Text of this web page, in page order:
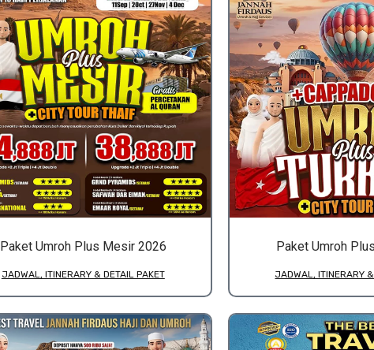
Paket Umroh Plus Mesir 2026
JADWAL, ITINERARY & DETAIL PAKET
Paket Umroh
JADWAL, ITINERARY